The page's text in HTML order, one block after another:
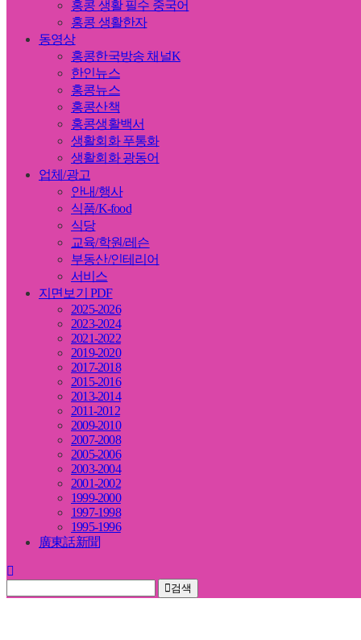
홍콩 생활 필수 중국어
홍콩 생활한자
동영상
홍콩한국방송 채널K
한인뉴스
홍콩뉴스
홍콩산책
홍콩생활백서
생활회화 푸통화
생활회화 광동어
업체/광고
안내/행사
식품/K-food
식당
교육/학원/레슨
부동산/인테리어
서비스
지면보기 PDF
2025-2026
2023-2024
2021-2022
2019-2020
2017-2018
2015-2016
2013-2014
2011-2012
2009-2010
2007-2008
2005-2006
2003-2004
2001-2002
1999-2000
1997-1998
1995-1996
廣東話新聞
검색